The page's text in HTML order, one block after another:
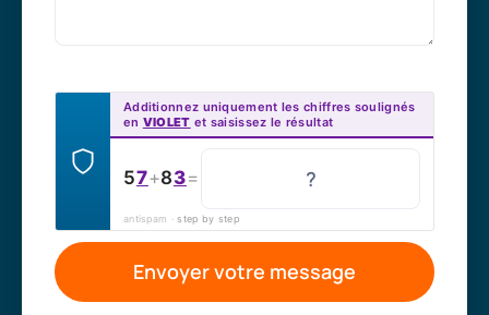
Additionnez uniquement les chiffres soulignés
en VIOLET et saisissez le résultat
57+83=
antispam ·step by step
Envoyer votre message